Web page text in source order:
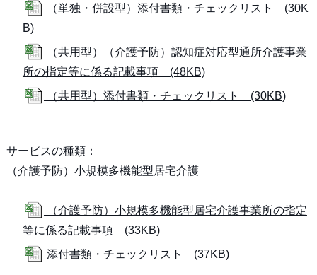
（単独・併設型）添付書類・チェックリスト (30K
B)
（共用型）（介護予防）認知症対応型通所介護事業
所の指定等に係る記載事項 (48KB)
（共用型）添付書類・チェックリスト (30KB)
サービスの種類：
（介護予防）小規模多機能型居宅介護
（介護予防）小規模多機能型居宅介護事業所の指定
等に係る記載事項 (33KB)
添付書類・チェックリスト (37KB)